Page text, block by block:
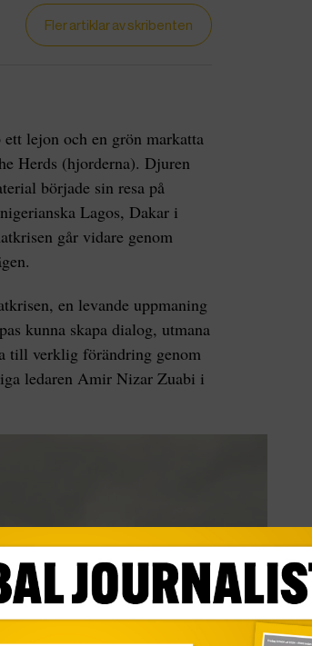
Fler artiklar av skribenten
lejon och en grön markatta
Herds (hjorderna). Djuren
började sin resa på
Lagos, Dakar i
går vidare genom
en levande uppmaning
kunna skapa dialog, utmana
till verklig förändring genom
ledaren Amir Nizar Zuabi i